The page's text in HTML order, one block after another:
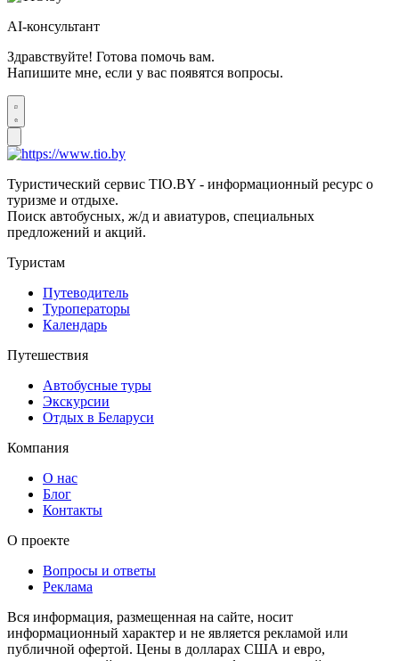
AI-консультант
Здравствуйте! Готова помочь вам.
Напишите мне, если у вас появятся вопросы.
Туристический сервис TIO.BY - информационный ресурс о
туризме и отдыхе.
Поиск автобусных, ж/д и авиатуров, специальных
предложений и акций.
Туристам
Путеводитель
Туроператоры
Календарь
Путешествия
Автобусные туры
Экскурсии
Отдых в Беларуси
Компания
О нас
Блог
Контакты
О проекте
Вопросы и ответы
Реклама
Вся информация, размещенная на сайте, носит
информационный характер и не является рекламой или
публичной офертой. Цены в долларах США и евро,